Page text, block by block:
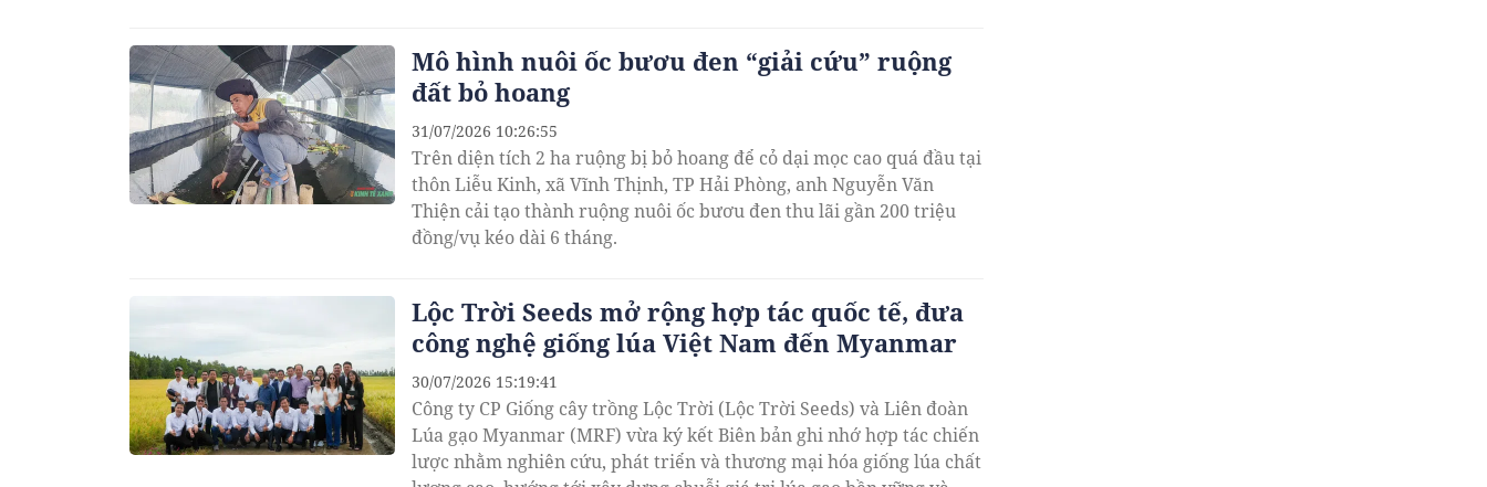
Mô hình nuôi ốc bươu đen “giải cứu” ruộng
đất bỏ hoang
Trên diện tích 2 ha ruộng bị bỏ hoang để cỏ dại mọc cao quá đầu tại
thôn Liễu Kinh, xã Vĩnh Thịnh, TP Hải Phòng, anh Nguyễn Văn
Thiện cải tạo thành ruộng nuôi ốc bươu đen thu lãi gần 200 triệu
đồng/vụ kéo dài 6 tháng.
31/07/2026 10:26:55
Lộc Trời Seeds mở rộng hợp tác quốc tế, đưa
công nghệ giống lúa Việt Nam đến Myanmar
Công ty CP Giống cây trồng Lộc Trời (Lộc Trời Seeds) và Liên đoàn
Lúa gạo Myanmar (MRF) vừa ký kết Biên bản ghi nhớ hợp tác chiến
lược nhằm nghiên cứu, phát triển và thương mại hóa giống lúa chất
30/07/2026 15:19:41